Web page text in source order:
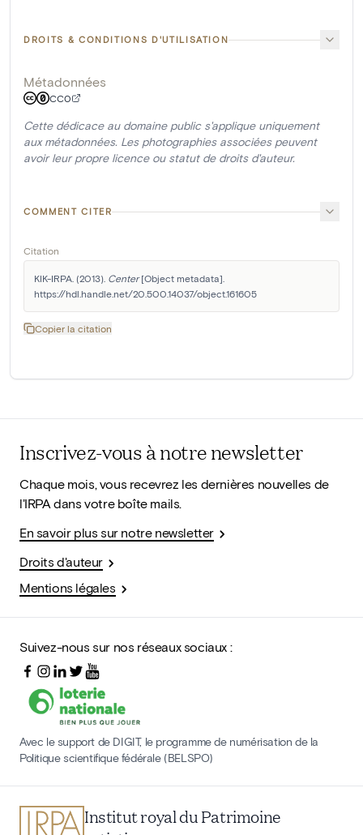
DROITS & CONDITIONS D'UTILISATION
Métadonnées
CC0
Cette dédicace au domaine public s'applique uniquement
aux métadonnées. Les photographies associées peuvent
avoir leur propre licence ou statut de droits d'auteur.
COMMENT CITER
Citation
KIK-IRPA. (2013). Center [Object metadata].
https://hdl.handle.net/20.500.14037/object.161605
Copier la citation
Inscrivez-vous à notre newsletter
Chaque mois, vous recevrez les dernières nouvelles de
l'IRPA dans votre boîte mails.
En savoir plus sur notre newsletter
Droits d'auteur
Mentions légales
Suivez-nous sur nos réseaux sociaux :
Avec le support de DIGIT, le programme de numérisation de la
Politique scientifique fédérale (BELSPO)
Institut royal du Patrimoine